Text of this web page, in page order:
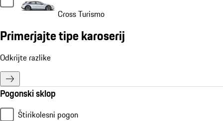
Cross Turismo
Primerjajte tipe karoserij
Odkrijte razlike
Pogonski sklop
Štirikolesni pogon